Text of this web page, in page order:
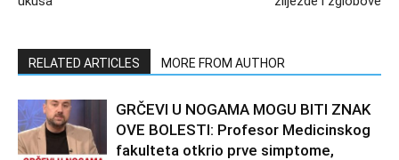
RELATED ARTICLES MORE FROM AUTHOR
GRČEVI U NOGAMA MOGU BITI ZNAK
OVE BOLESTI: Profesor Medicinskog
fakulteta otkrio prve simptome,